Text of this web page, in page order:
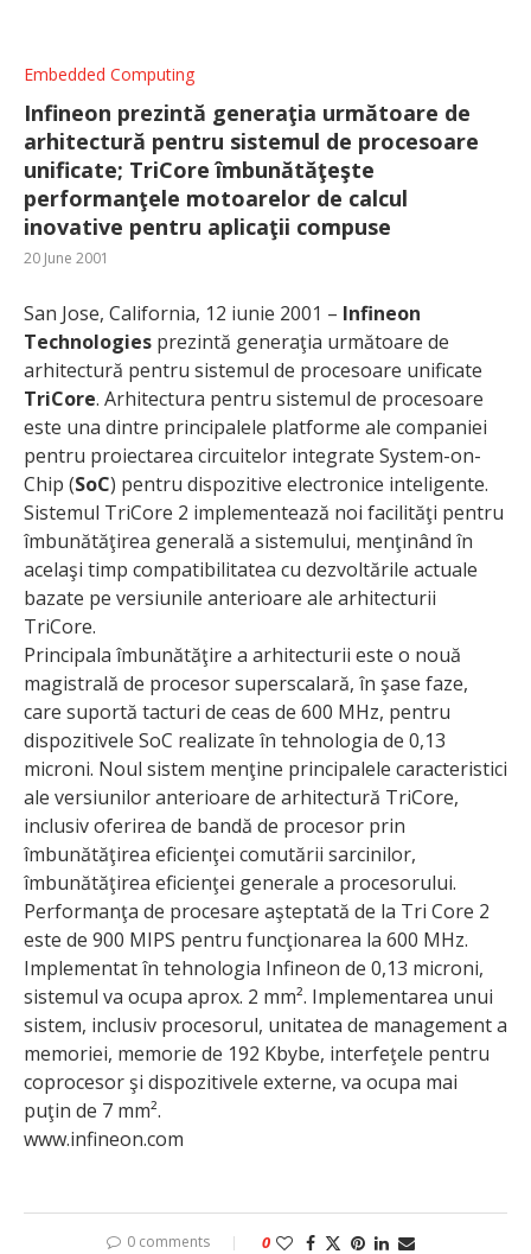
Embedded Computing
Infineon prezintă generaţia următoare de
arhitectură pentru sistemul de procesoare
unificate; TriCore îmbunătăţeşte
performanţele motoarelor de calcul
inovative pentru aplicaţii compuse
20 June 2001
San Jose, California, 12 iunie 2001 – Infineon
Technologies prezintă generaţia următoare de
arhitectură pentru sistemul de procesoare unificate
TriCore. Arhitectura pentru sistemul de procesoare
este una dintre principalele platforme ale companiei
pentru proiectarea circuitelor integrate System-on-
Chip (SoC) pentru dispozitive electronice inteligente.
Sistemul TriCore 2 implementează noi facilităţi pentru
îmbunătăţirea generală a sistemului, menţinând în
acelaşi timp compatibilitatea cu dezvoltările actuale
bazate pe versiunile anterioare ale arhitecturii
TriCore.
Principala îmbunătăţire a arhitecturii este o nouă
magistrală de procesor superscalară, în şase faze,
care suportă tacturi de ceas de 600 MHz, pentru
dispozitivele SoC realizate în tehnologia de 0,13
microni. Noul sistem menţine principalele caracteristici
ale versiunilor anterioare de arhitectură TriCore,
inclusiv oferirea de bandă de procesor prin
îmbunătăţirea eficienţei comutării sarcinilor,
îmbunătăţirea eficienţei generale a procesorului.
Performanţa de procesare aşteptată de la Tri Core 2
este de 900 MIPS pentru funcţionarea la 600 MHz.
Implementat în tehnologia Infineon de 0,13 microni,
sistemul va ocupa aprox. 2 mm². Implementarea unui
sistem, inclusiv procesorul, unitatea de management a
memoriei, memorie de 192 Kbybe, interfeţele pentru
coprocesor şi dispozitivele externe, va ocupa mai
puţin de 7 mm².
www.infineon.com
0 comments 0